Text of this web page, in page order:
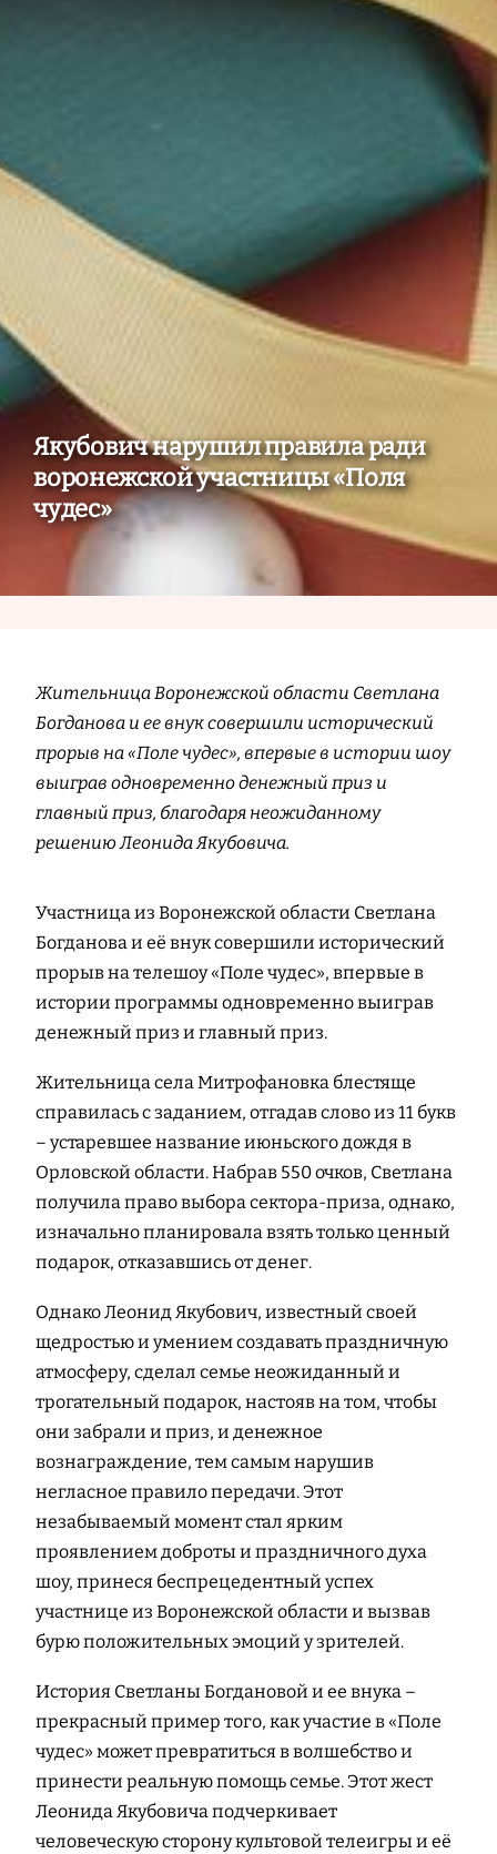
Якубович нарушил правила ради
воронежской участницы «Поля
чудес»
Жительница Воронежской области Светлана
Богданова и ее внук совершили исторический
прорыв на «Поле чудес», впервые в истории шоу
выиграв одновременно денежный приз и
главный приз, благодаря неожиданному
решению Леонида Якубовича.
Участница из Воронежской области Светлана
Богданова и её внук совершили исторический
прорыв на телешоу «Поле чудес», впервые в
истории программы одновременно выиграв
денежный приз и главный приз.
Жительница села Митрофановка блестяще
справилась с заданием, отгадав слово из 11 букв
– устаревшее название июньского дождя в
Орловской области. Набрав 550 очков, Светлана
получила право выбора сектора-приза, однако,
изначально планировала взять только ценный
подарок, отказавшись от денег.
Однако Леонид Якубович, известный своей
щедростью и умением создавать праздничную
атмосферу, сделал семье неожиданный и
трогательный подарок, настояв на том, чтобы
они забрали и приз, и денежное
вознаграждение, тем самым нарушив
негласное правило передачи. Этот
незабываемый момент стал ярким
проявлением доброты и праздничного духа
шоу, принеся беспрецедентный успех
участнице из Воронежской области и вызвав
бурю положительных эмоций у зрителей.
История Светланы Богдановой и ее внука –
прекрасный пример того, как участие в «Поле
чудес» может превратиться в волшебство и
принести реальную помощь семье. Этот жест
Леонида Якубовича подчеркивает
человеческую сторону культовой телеигры и её